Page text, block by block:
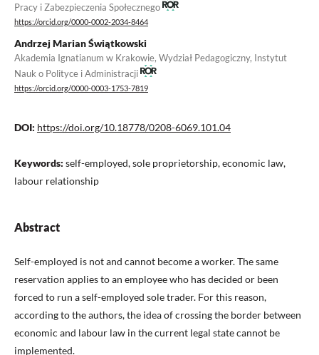
Pracy i Zabezpieczenia Społecznego
https://orcid.org/0000-0002-2034-8464
Andrzej Marian Świątkowski
Akademia Ignatianum w Krakowie, Wydział Pedagogiczny, Instytut
Nauk o Polityce i Administracji
https://orcid.org/0000-0003-1753-7819
DOI: https://doi.org/10.18778/0208-6069.101.04
Keywords: self-employed, sole proprietorship, economic law,
labour relationship
Abstract
Self-employed is not and cannot become a worker. The same
reservation applies to an employee who has decided or been
forced to run a self-employed sole trader. For this reason,
according to the authors, the idea of crossing the border between
economic and labour law in the current legal state cannot be
implemented.